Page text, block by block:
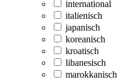
international
italienisch
japanisch
koreanisch
kroatisch
libanesisch
marokkanisch